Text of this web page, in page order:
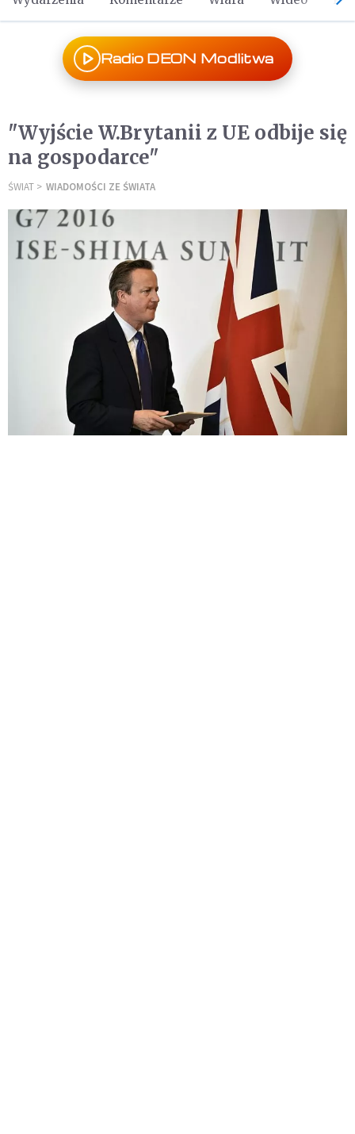
Radio DEON Modlitwa
"Wyjście W.Brytanii z UE odbije się
na gospodarce"
ŚWIAT WIADOMOŚCI ZE ŚWIATA